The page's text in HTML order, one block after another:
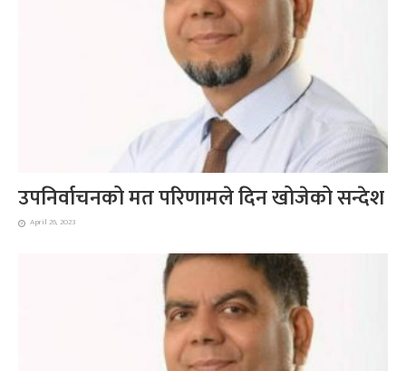
उपनिर्वाचनको मत परिणामले दिन खोजेको सन्देश
April 26, 2023